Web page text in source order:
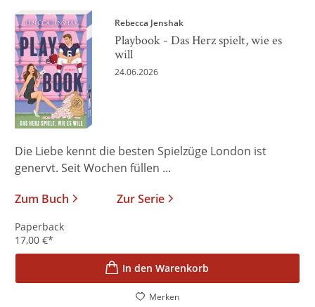
Rebecca Jenshak
Playbook - Das Herz spielt, wie es
will
24.06.2026
Die Liebe kennt die besten Spielzüge London ist
genervt. Seit Wochen füllen ...
Zum Buch
Zur Serie
Paperback
17,00 €*
In den Warenkorb
Merken